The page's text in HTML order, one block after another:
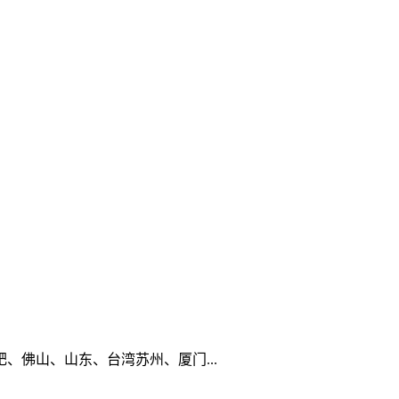
佛山、山东、台湾苏州、厦门...